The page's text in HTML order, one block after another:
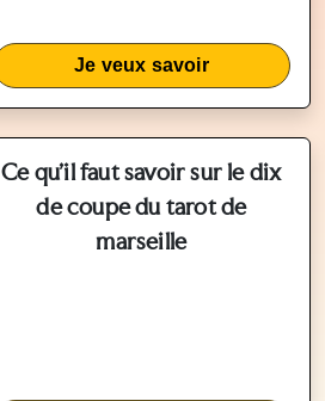
Je veux savoir
Ce qu'il faut savoir sur le dix
de coupe du tarot de
marseille